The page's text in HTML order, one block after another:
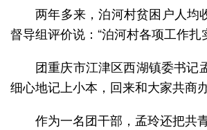
两年多来，泊河村贫困户人均
督导组评价说：“泊河村各项工作
团重庆市江津区西湖镇委书记
细心地记上小本，回来和大家共商办
作为一名团干部，孟玲还把共